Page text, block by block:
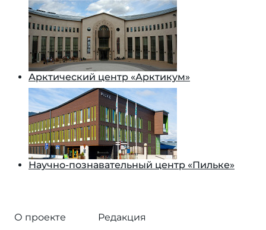
Арктический центр «Арктикум»
Научно-познавательный центр «Пильке»
О проекте
Редакция